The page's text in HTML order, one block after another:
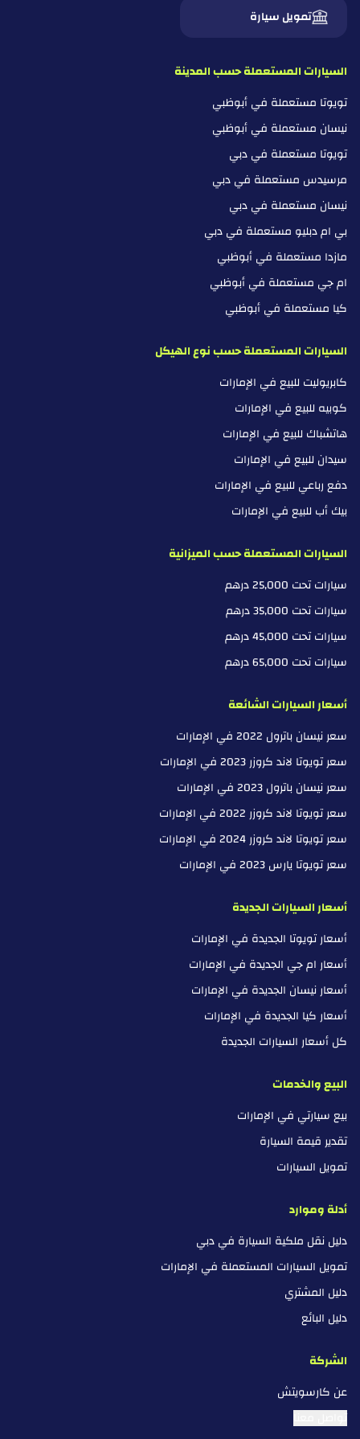
تمويل سيارة
السيارات المستعملة حسب المدينة
تويوتا مستعملة في أبوظبي
نيسان مستعملة في أبوظبي
تويوتا مستعملة في دبي
مرسيدس مستعملة في دبي
نيسان مستعملة في دبي
بي ام دبليو مستعملة في دبي
مازدا مستعملة في أبوظبي
ام جي مستعملة في أبوظبي
كيا مستعملة في أبوظبي
السيارات المستعملة حسب نوع الهيكل
كابريوليت للبيع في الإمارات
كوبيه للبيع في الإمارات
هاتشباك للبيع في الإمارات
سيدان للبيع في الإمارات
دفع رباعي للبيع في الإمارات
بيك أب للبيع في الإمارات
السيارات المستعملة حسب الميزانية
سيارات تحت 25,000 درهم
سيارات تحت 35,000 درهم
سيارات تحت 45,000 درهم
سيارات تحت 65,000 درهم
أسعار السيارات الشائعة
سعر نيسان باترول 2022 في الإمارات
سعر تويوتا لاند كروزر 2023 في الإمارات
سعر نيسان باترول 2023 في الإمارات
سعر تويوتا لاند كروزر 2022 في الإمارات
سعر تويوتا لاند كروزر 2024 في الإمارات
سعر تويوتا يارس 2023 في الإمارات
أسعار السيارات الجديدة
أسعار تويوتا الجديدة في الإمارات
أسعار ام جي الجديدة في الإمارات
أسعار نيسان الجديدة في الإمارات
أسعار كيا الجديدة في الإمارات
كل أسعار السيارات الجديدة
البيع والخدمات
بيع سيارتي في الإمارات
تقدير قيمة السيارة
تمويل السيارات
أدلة وموارد
دليل نقل ملكية السيارة في دبي
تمويل السيارات المستعملة في الإمارات
دليل المشتري
دليل البائع
الشركة
عن كارسويتش
تواصل معنا